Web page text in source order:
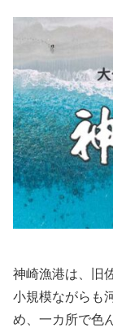
神崎漁港は、旧
小規模ながらも
め、一カ所で色